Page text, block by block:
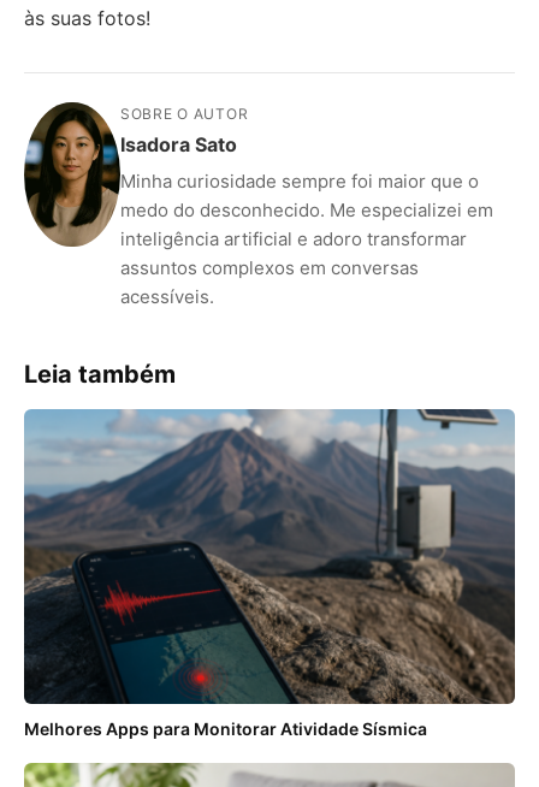
às suas fotos!
SOBRE O AUTOR
Isadora Sato
Minha curiosidade sempre foi maior que o
medo do desconhecido. Me especializei em
inteligência artificial e adoro transformar
assuntos complexos em conversas
acessíveis.
Leia também
Melhores Apps para Monitorar Atividade Sísmica